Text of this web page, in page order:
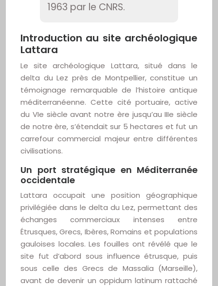
1963 par le CNRS.
Introduction au site archéologique
Lattara
Le site archéologique Lattara, situé dans le
delta du Lez près de Montpellier, constitue un
témoignage remarquable de l’histoire antique
méditerranéenne. Cette cité portuaire, active
du VIe siècle avant notre ère jusqu’au IIIe siècle
de notre ère, s’étendait sur 5 hectares et fut un
carrefour commercial majeur entre différentes
civilisations.
Un port stratégique en Méditerranée
occidentale
Lattara occupait une position géographique
privilégiée dans le delta du Lez, permettant des
échanges commerciaux intenses entre
Étrusques, Grecs, Ibères, Romains et populations
gauloises locales. Les fouilles ont révélé que le
site fut d’abord sous influence étrusque, puis
sous celle des Grecs de Massalia (Marseille),
avant de devenir un oppidum latinum rattaché